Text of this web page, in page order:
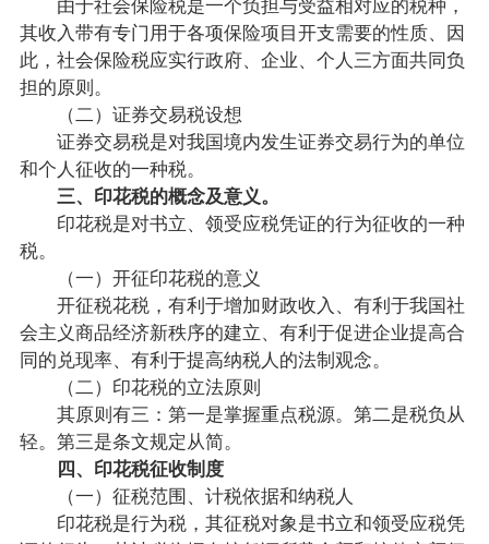
其收入带有专门用于各项保险项目开支需要的性质、因
此，社会保险税应实行政府、企业、个人三方面共同负
担的原则。
（二）证券交易税设想
证券交易税是对我国境内发生证券交易行为的单位
和个人征收的一种税。
三、印花税的概念及意义。
印花税是对书立、领受应税凭证的行为征收的一种
税。
（一）开征印花税的意义
开征税花税，有利于增加财政收入、有利于我国社
会主义商品经济新秩序的建立、有利于促进企业提高合
同的兑现率、有利于提高纳税人的法制观念。
（二）印花税的立法原则
其原则有三：第一是掌握重点税源。第二是税负从
轻。第三是条文规定从简。
四、印花税征收制度
（一）征税范围、计税依据和纳税人
印花税是行为税，其征税对象是书立和领受应税凭